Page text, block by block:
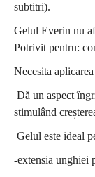
subtitri).
Gelul Everin nu
Potrivit pentru:
Necesita
Dă un aspect
stimulând
Gelul este ideal
-extensia unghiei